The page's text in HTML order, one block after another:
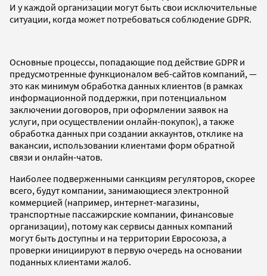
И у каждой организации могут быть свои исключительные
ситуации, когда может потребоваться соблюдение GDPR.
Основные процессы, попадающие под действие GDPR и
предусмотренные функционалом веб-сайтов компаний, —
это как минимум обработка данных клиентов (в рамках
информационной поддержки, при потенциальном
заключении договоров, при оформлении заявок на
услуги, при осуществлении онлайн-покупок), а также
обработка данных при создании аккаунтов, отклике на
вакансии, использовании клиентами форм обратной
связи и онлайн-чатов.
Наиболее подверженными санкциям регуляторов, скорее
всего, будут компании, занимающиеся электронной
коммерцией (например, интернет-магазины,
транспортные пассажирские компании, финансовые
организации), потому как сервисы данных компаний
могут быть доступны и на территории Евросоюза, а
проверки инициируют в первую очередь на основании
поданных клиентами жалоб.